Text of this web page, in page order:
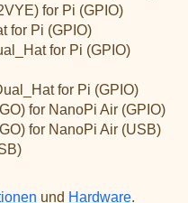
for Pi (GPIO)
for Pi (GPIO)
for Pi (GPIO)
for Pi (GPIO)
for NanoPi Air (GPIO)
for NanoPi Air (USB)
und Hardware.